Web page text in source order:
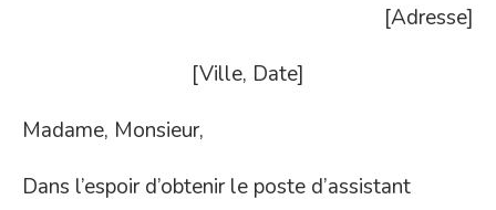
[Adresse]
[Ville, Date]
Madame, Monsieur,
Dans l’espoir d’obtenir le poste d’assistant